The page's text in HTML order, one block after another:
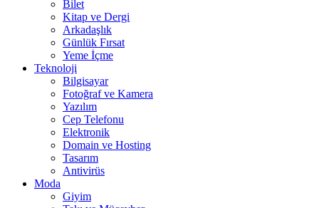
Bilet
Kitap ve Dergi
Arkadaşlık
Günlük Fırsat
Yeme İçme
Teknoloji
Bilgisayar
Fotoğraf ve Kamera
Yazılım
Cep Telefonu
Elektronik
Domain ve Hosting
Tasarım
Antivirüs
Moda
Giyim